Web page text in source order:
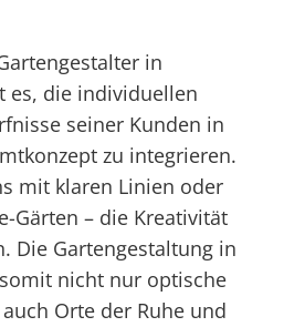
in
es, die individuellen
seiner Kunden in
zu integrieren.
mit klaren Linien oder
Gärten – die Kreativität
Die Gartengestaltung in
nicht nur optische
Orte der Ruhe und